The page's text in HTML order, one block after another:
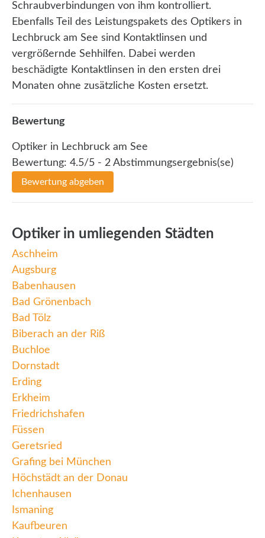
Schraubverbindungen von ihm kontrolliert.
Ebenfalls Teil des Leistungspakets des Optikers in
Lechbruck am See sind Kontaktlinsen und
vergrößernde Sehhilfen. Dabei werden
beschädigte Kontaktlinsen in den ersten drei
Monaten ohne zusätzliche Kosten ersetzt.
Bewertung
Optiker in Lechbruck am See
Bewertung: 4.5/5 - 2 Abstimmungsergebnis(se)
Bewertung abgeben
Optiker in umliegenden Städten
Aschheim
Augsburg
Babenhausen
Bad Grönenbach
Bad Tölz
Biberach an der Riß
Buchloe
Dornstadt
Erding
Erkheim
Friedrichshafen
Füssen
Geretsried
Grafing bei München
Höchstädt an der Donau
Ichenhausen
Ismaning
Kaufbeuren